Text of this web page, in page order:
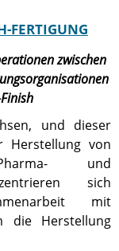
lag der
Markt bei
US-Dollar,
% der
Nachfrage
und soll bis
Milliarden
wachsen.
soll bis 2026
FERTIGUNG
zwischen
und dieser
Herstellung von
und
sich
mit
die Herstellung